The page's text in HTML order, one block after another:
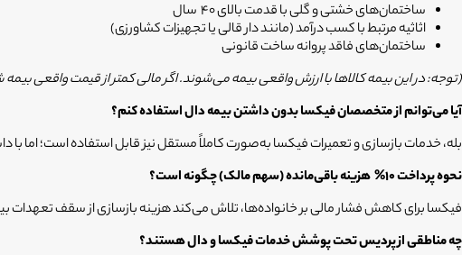
ساختمان‌های خشتی و گلی با قدمت بالای 40 سال
اثاثیه مرتبط با کسب درآمد (مانند دار قالی یا تجهیزات کشاورزی)
ساختمان‌های فاقد پروانه ساخت قانونی
(توجه: در این بیمه کالاها با ارزش واقعی بیمه می‌شوند. اگر مالی کمتر از قیمت واقعی
آیا می‌توانم از متخصصان فیکسا بدون داشتن بیمه دال استفاده کنم؟
بله، خدمات بازسازی و تعمیرات فیکسا به‌صورت کاملاً مستقل نیز قابل استفاده است؛ اما با داشتن بیمه دال می‌توانید تا
نحوه پرداخت 10%
هزینه باقی‌مانده (سهم مالک) چگونه است؟
فیکسا برای کاهش فشار مالی بر خانواده‌ها، تلاش می‌کند هزینه بازسازی از سقف تعهدات بیمه فراتر نرود. در غیر این صورت، سهم 10 درصدی مالک با
چه مناطقی ازپردیستحت پوشش خدمات فیکسا و دال هستند؟